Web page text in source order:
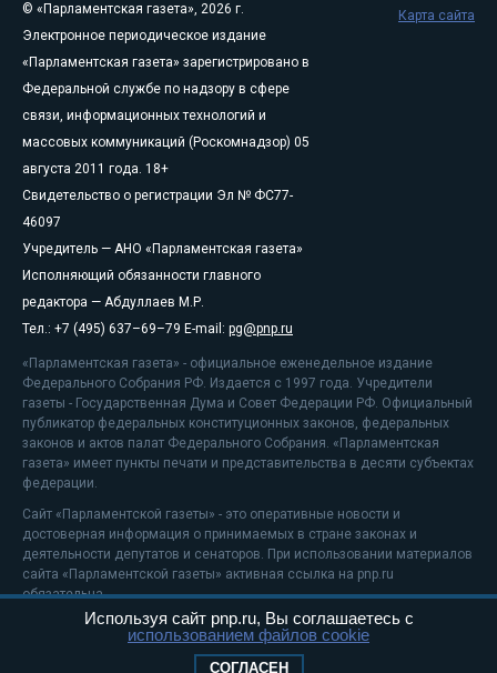
© «Парламентская газета», 2026 г.
Электронное периодическое издание
«Парламентская газета» зарегистрировано в
Федеральной службе по надзору в сфере
связи, информационных технологий и
массовых коммуникаций (Роскомнадзор) 05
августа 2011 года. 18+
Свидетельство о регистрации Эл № ФС77-
46097
Учредитель — АНО «Парламентская газета»
Исполняющий обязанности главного
редактора — Абдуллаев М.Р.
Тел.: +7 (495) 637–69–79 E-mail: pg@pnp.ru
«Парламентская газета» - официальное еженедельное издание
Федерального Собрания РФ. Издается с 1997 года. Учредители
газеты - Государственная Дума и Совет Федерации РФ. Официальный
публикатор федеральных конституционных законов, федеральных
законов и актов палат Федерального Собрания. «Парламентская
газета» имеет пункты печати и представительства в десяти субъектах
федерации.
Сайт «Парламентской газеты» - это оперативные новости и
достоверная информация о принимаемых в стране законах и
деятельности депутатов и сенаторов. При использовании материалов
сайта «Парламентской газеты» активная ссылка на pnp.ru
обязательна.
На информационном ресурсе применяютсярекомендательные
Положение о защите персональных данных
Карта сайта
Используя сайт pnp.ru, Вы соглашаетесь с
использованием файлов cookie
СОГЛАСЕН